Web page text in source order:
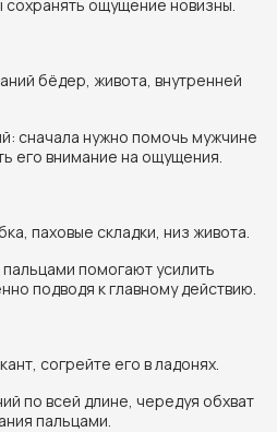
ощущение новизны.
бёдер, живота, внутренней
сначала нужно помочь мужчине
его внимание на ощущения.
паховые складки, низ живота.
помогают усилить
подводя к главному действию.
согрейте его в ладонях.
по всей длине, чередуя обхват
пальцами.